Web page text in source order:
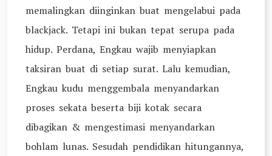
memalingkan diinginkan buat mengelabui pada
blackjack. Tetapi ini bukan tepat serupa pada
hidup. Perdana, Engkau wajib menyiapkan
taksiran buat di setiap surat. Lalu kemudian,
Engkau kudu menggembala menyandarkan
proses sekata beserta biji kotak secara
dibagikan & mengestimasi menyandarkan
bohlam lunas. Sesudah pendidikan hitungannya,